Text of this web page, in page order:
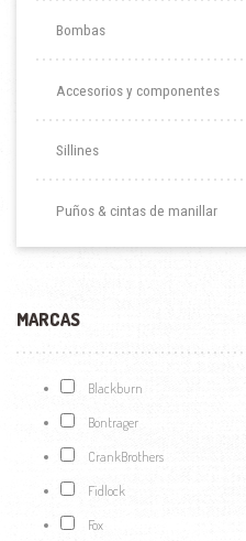
Bombas
Accesorios y componentes
Sillines
Puños & cintas de manillar
MARCAS
Blackburn
Bontrager
CrankBrothers
Fidlock
Fox